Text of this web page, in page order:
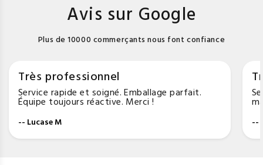
Avis sur Google
Plus de 10000 commerçants nous font confiance
Très professionnel
Service rapide et soigné. Emballage parfait.
Équipe toujours réactive. Merci !
-- Lucase M --